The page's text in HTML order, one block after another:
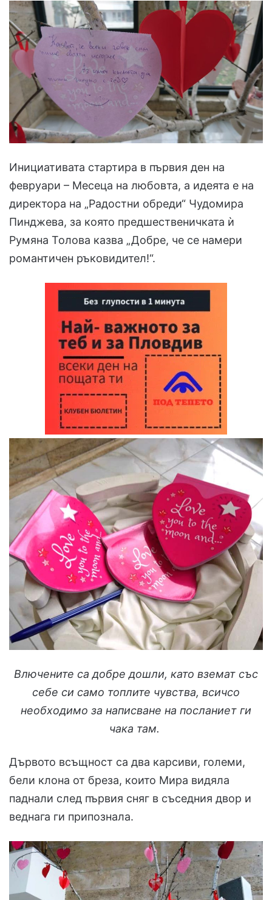
Инициативата стартира в първия ден на
февруари – Месеца на любовта, а идеята е на
директора на „Радостни обреди“ Чудомира
Пинджева, за която предшественичката ѝ
Румяна Толова казва „Добре, че се намери
романтичен ръковидител!“.
Влючените са добре дошли, като вземат със
себе си само топлите чувства, всичсо
необходимо за написване на посланиет ги
чака там.
Дървото всъщност са два карсиви, големи,
бели клона от бреза, които Мира видяла
паднали след първия сняг в съседния двор и
веднага ги припознала.